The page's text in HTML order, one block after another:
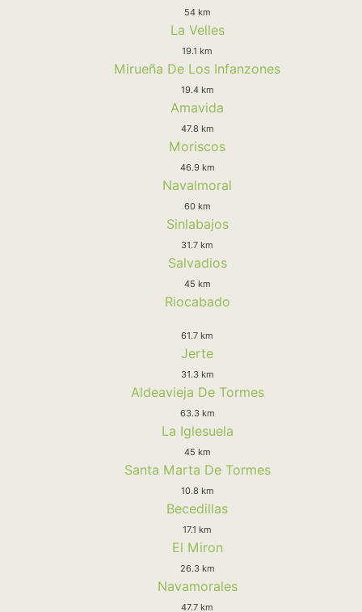
54 km
La Velles
19.1 km
Mirueña De Los Infanzones
19.4 km
Amavida
47.8 km
Moriscos
46.9 km
Navalmoral
60 km
Sinlabajos
31.7 km
Salvadios
45 km
Riocabado
61.7 km
Jerte
31.3 km
Aldeavieja De Tormes
63.3 km
La Iglesuela
45 km
Santa Marta De Tormes
10.8 km
Becedillas
17.1 km
El Miron
26.3 km
Navamorales
47.7 km